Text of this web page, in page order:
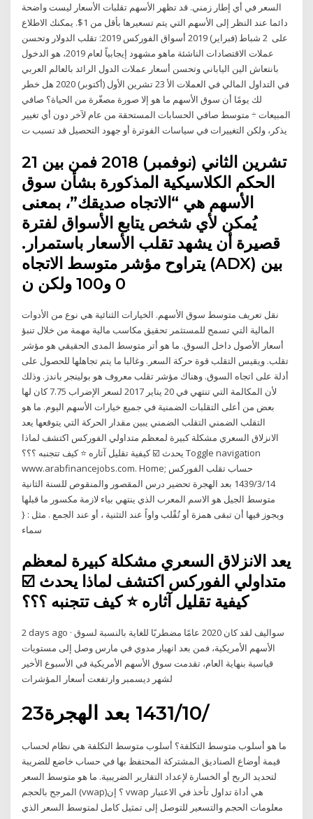
السعر في أي إطار زمني. قد تظهر الأسهم تقلبات الأسعار ليست واضحة
دائما عند النظر إلى الأسهم التي يتم تسعيرها بأقل من 1$. يمكنك الاطلاع
على 2 شباط (فبراير) 2019 أسواق الفوركس 2019: تقلب الدولار وتحسن
عملات الاقتصادات الناشئة ماهو مشهود إيجابياً لعام 2019، هو الدخول
بانتعاش الين الياباني وتحسن أسعار عملات الدول الرائد بالعالم العربي
في التداول المالي في العملات الأ 23 تشرين الأول (أكتوبر) 2020 هل خطر
لك يومًا أن سوق الأسهم ما هو إلا صورة مصغّرة من الحياة؟ صافي
المبيعات ÷ متوسط صافي الحسابات المستحقة من عام لآخر دون أي تغيير
يذكر، ولكن التغييرات في سياسات الفوترة أو جهود التحصيل قد تسبب ت
21 تشرين الثاني (نوفمبر) 2018 فمن بين
الحكم الكلاسيكية المذكورة بشأن سوق
الأسهم هي “الاتجاه صديقك”، بمعنى
يُمكن لأي شخص يتابع الأسواق لفترة
قصيرة أن يشهد تقلب الأسعار باستمرار.
يتراوح مؤشر متوسط الاتجاه (ADX) بين
0 و100 ولكن ن
نقل تعريف متوسط سوق الأسهم. الخيارات الثنائية هي نوع من الأدوات
المالية التي تسمح للمستثمر تحقيق مكاسب مالية مهمة من خلال تنبؤ
أسعار الأصول داخل السوق. ما هو أتر متوسط المدى الحقيقي هو مؤشر
تقلب. ويقيس التقلب قوة حركة السعر. وغالبا ما يتم تجاهلها للحصول على
أدلة على اتجاه السوق. وهناك مؤشر تقلب معروف هو بولينجر باندز. وذلك
لأن المكالمة التي تنتهي في 20 يناير 2017 لسعر الإضراب 7.75 كان لها
بعض من أعلى التقلبات الضمنية في جميع خيارات الأسهم اليوم. ما هو
التقلب الضمني التقلب الضمني يبين مقدار الحركة التي يتوقعها يعد
الانزلاق السعري مشكلة كبيرة لمعظم متداولي الفوركس اكتشف لماذا
يحدث ☑️ كيفية تقليل آثاره ⭐ كيف تتجنبه ؟؟؟ Toggle navigation
www.arabfinancejobs.com. Home; حساب تقلب الفوركس
14‏‏/3‏‏/1439 بعد الهجرة تحضير درس المقصور والمنقوص للسنة الثانية
متوسط الجيل هو الاسم المعرب الذي ينتهي بياء لازمة مكسور ما قبلها
ويجوز فيها أن تبقى همزة أو تُقْلب واواً عند التثنية ، أو عند الجمع . مثل : {
سماء
يعد الانزلاق السعري مشكلة كبيرة لمعظم
متداولي الفوركس اكتشف لماذا يحدث ☑️
كيفية تقليل آثاره ⭐ كيف تتجنبه ؟؟؟
2 days ago · سواليف لقد كان 2020 عامًا مضطربًا للغاية بالنسبة لسوق
الأسهم الأمريكية، فمن بعد انهيار مدوي في مارس وصل إلى مستويات
قياسية بنهاية العام، تقدمت سوق الأسهم الأمريكية في الأسبوع الأخير
لشهر ديسمبر وارتفعت أسعار المؤشرات
23‏‏/10‏‏/1431 بعد الهجرة
ما هو أسلوب متوسط التكلفة؟ أسلوب متوسط التكلفة هي نظام لحساب
قيمة أوضاع الصناديق المشتركة المحتفظ بها في حساب خاضع للضريبة
لتحديد الربح أو الخسارة لإعداد التقارير الضريبية. ما هو متوسط السعر
المرجح بالحجم (vwap)؟ إن vwap هي أداة تداول تأخذ في الاعتبار
معلومات الحجم والتسعير للتوصل إلى تمثيل كامل لمتوسط السعر الذي